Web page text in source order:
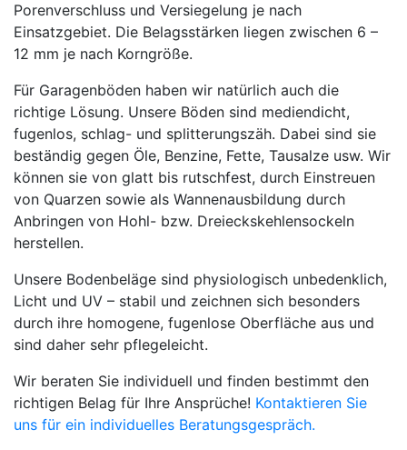
Porenverschluss und Versiegelung je nach
Einsatzgebiet. Die Belagsstärken liegen zwischen 6 –
12 mm je nach Korngröße.
Für Garagenböden haben wir natürlich auch die
richtige Lösung. Unsere Böden sind mediendicht,
fugenlos, schlag- und splitterungszäh. Dabei sind sie
beständig gegen Öle, Benzine, Fette, Tausalze usw. Wir
können sie von glatt bis rutschfest, durch Einstreuen
von Quarzen sowie als Wannenausbildung durch
Anbringen von Hohl- bzw. Dreieckskehlensockeln
herstellen.
Unsere Bodenbeläge sind physiologisch unbedenklich,
Licht und UV – stabil und zeichnen sich besonders
durch ihre homogene, fugenlose Oberfläche aus und
sind daher sehr pflegeleicht.
Wir beraten Sie individuell und finden bestimmt den
richtigen Belag für Ihre Ansprüche! Kontaktieren Sie
uns für ein individuelles Beratungsgespräch.